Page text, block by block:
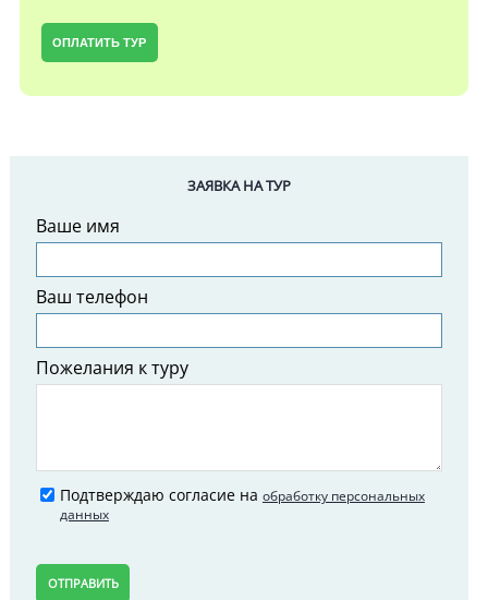
ОПЛАТИТЬ ТУР
ЗАЯВКА НА ТУР
Ваше имя
Ваш телефон
Пожелания к туру
Подтверждаю согласие на обработку персональных
данных
ОТПРАВИТЬ